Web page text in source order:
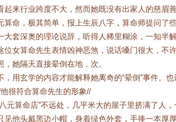
起来行业跨度不大，然而她既没有出家人的慈眉
算命，极其简单，报上生辰八字，算命师提问了
大套深奥的理论说辞，听得人稀里糊涂，一知半解
位女算命先生表情凶神恶煞，说话嗓门很大，不
，她隔天直接晕倒在地，次。
，用玄学的内容才能解释她离奇的“晕倒”事件。
很符合算命先生的形象//
元算命店”不远处，几平米大的屋子里挤满了人
见他头戴黑边小帽，身着绿色外套，手捧一本厚